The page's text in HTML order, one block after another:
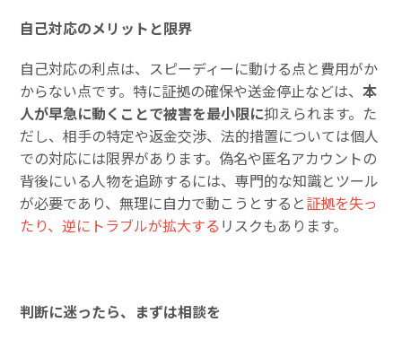
自己対応のメリットと限界
自己対応の利点は、スピーディーに動ける点と費用がか
からない点です。特に証拠の確保や送金停止などは、本
人が早急に動くことで被害を最小限に抑えられます。た
だし、相手の特定や返金交渉、法的措置については個人
での対応には限界があります。偽名や匿名アカウントの
背後にいる人物を追跡するには、専門的な知識とツール
が必要であり、無理に自力で動こうとすると証拠を失っ
たり、逆にトラブルが拡大する リスクもあります。
判断に迷ったら、まずは相談を